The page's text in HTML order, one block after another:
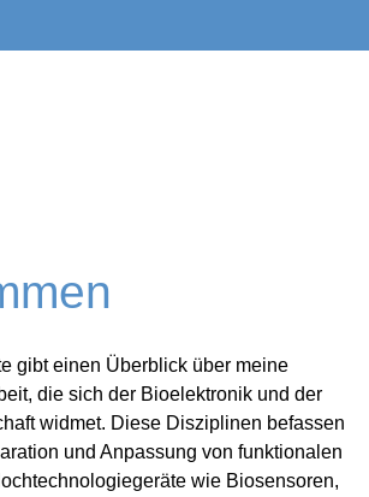
gibt einen Überblick über meine
die sich der Bioelektronik und der
widmet. Diese Disziplinen befassen
und Anpassung von funktionalen
wie Biosensoren,